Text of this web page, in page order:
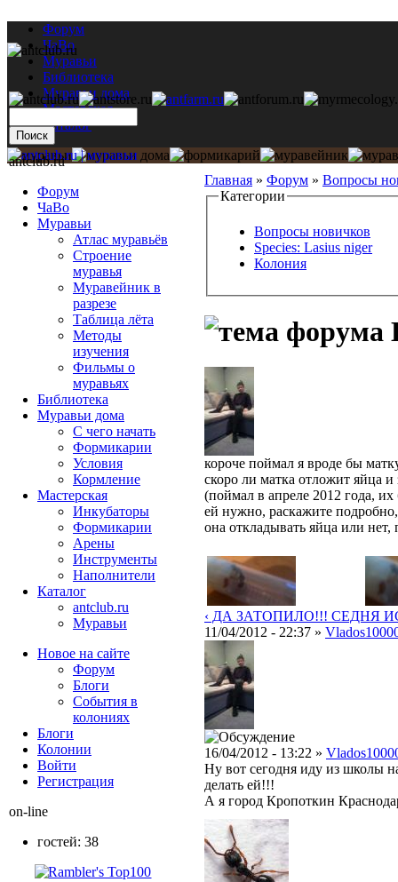
Форум
ЧаВо
Муравьи
Библиотека
Муравьи дома
Мастерская
Каталог
Главная » Форум » Вопросы
Категории
Вопросы новичков
Species: Lasius niger
Колония
короче поймал я вроде бы
скоро ли матка отложит яйца
(поймал в апреле 2012 года,
ей нужно, раскажите
она откладывать яйца или нет,
‹ ДА ЗАТОПИЛО!!! СЕДНЯ
11/04/2012 - 22:37 »
16/04/2012 - 13:22 »
Ну вот сегодня иду из школы
делать ей!!!
А я город Кропоткин
antclub.ru
Форум
ЧаВо
Муравьи
Атлас муравьёв
Строение
муравья
Муравейник в
разрезе
Таблица лёта
Методы
изучения
Фильмы о
муравьях
Библиотека
Муравьи дома
С чего начать
Формикарии
Условия
Кормление
Мастерская
Инкубаторы
Формикарии
Арены
Инструменты
Наполнители
Каталог
antclub.ru
Муравьи
Новое на сайте
Форум
Блоги
События в
колониях
Блоги
Колонии
Войти
Peгиcтpaция
on-line
гостей: 38